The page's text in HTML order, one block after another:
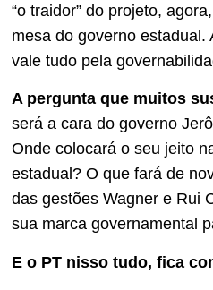
“o traidor” do projeto,
mesa do governo estadual.
vale tudo pela
A pergunta que muitos
será a cara do governo
Onde colocará o seu jeito
estadual? O que fará de
das gestões Wagner e Rui
sua marca governamental
E o PT nisso tudo, fica